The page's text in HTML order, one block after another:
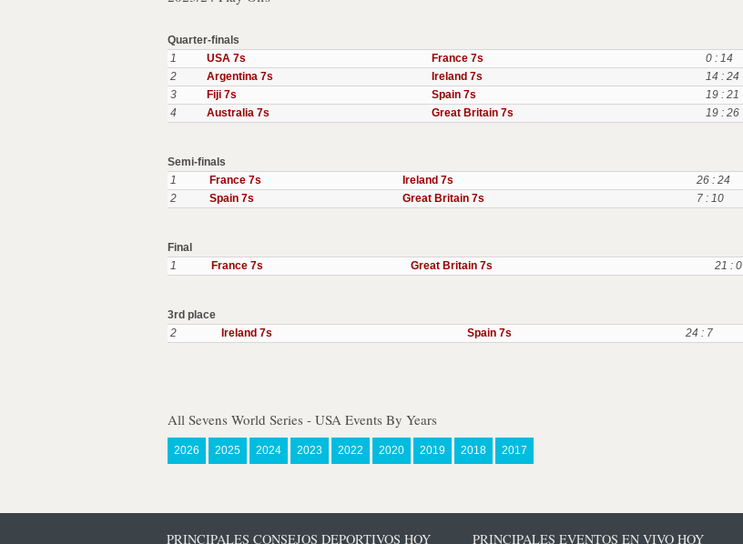
Quarter-finals
1
USA 7s France 7s
0 : 14
2
Argentina 7s Ireland 7s
14 : 24
3
Fiji 7s Spain 7s
19 : 21
4
Australia 7s Great Britain 7s 19 : 26
Semi-finals
1
France 7s Ireland 7s
26 : 24
2
Spain 7s Great Britain 7s 7 : 10
Final
1
France 7s Great Britain 7s 21 : 0
3rd place
2
Ireland 7s Spain 7s 24 : 7
All Sevens World Series - USA Events By Years
2026 2025 2024 2023 2022 2020 2019 2018 2017
PRINCIPALES CONSEJOS DEPORTIVOS HOY PRINCIPALES EVENTOS EN VIVO HOY